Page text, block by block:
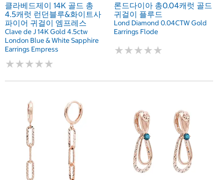
클라베드제이 14K 골드 총
4.5캐럿 런던블루&화이트사
파이어 귀걸이 엠프레스
Clave de J 14K Gold 4.5ctw
London Blue & White Sapphire
Earrings Empress
★★★★★
★★★★★
론드다이아 총0.04캐럿 골드
귀걸이 플루드
Lond Diamond 0.04CTW Gold
Earrings Flode
★★★★★
★★★★★